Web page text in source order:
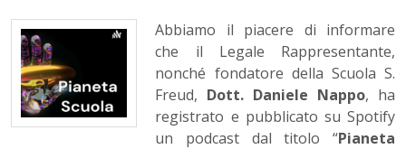
Abbiamo il piacere di informare
che il Legale Rappresentante,
nonché fondatore della Scuola S.
Freud, Dott. Daniele Nappo, ha
registrato e pubblicato su Spotify
un podcast dal titolo “Pianeta